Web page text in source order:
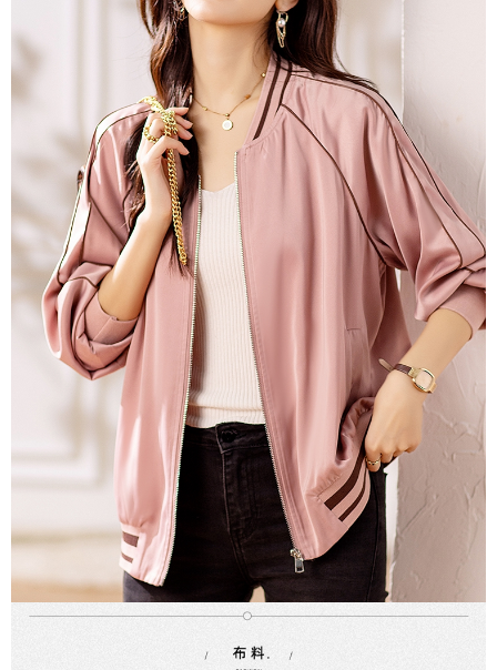
１．透過由恩沛科技股份有限公司提供之「AFTEE先享後付」服務完成之交
易，需依本服務之必要範圍內提供個人資料，並將交易相關給付款項請求債
權轉讓予恩沛科技股份有限公司。
２．關於個人資料處理事宜，請瀏覽以下網址：
https://aftee.tw/terms/#terms3
３．未成年的使用者請事先徵得法定代理人或監護人之同意方可使用
「AFTEE先享後付」，若未經同意申辦者引起之損失，本公司不負相關責
４．使用「AFTEE先享後付」時，將依據個別帳號之用戶狀況，依本公司即
時審查核予不同之上限額度；若仍有額度不足之情形，本公司將視審查結果
請求用戶進行身份認證。
５．嚴禁一人註冊多個帳號或使用他人資訊註冊。若發現惡意使用之情形，
恩沛科技股份有限公司將有權停止該用戶之使用額度並採取法律行動。
每筆NT$80，滿NT$699(含以上)免運費
每筆NT$80，滿NT$699(含以上)免運費
每筆NT$70，滿NT$699(含以上)免運費
離島-郵局寄送
每筆NT$90，滿NT$699(含以上)免運費
國家/地區配送 查看運費